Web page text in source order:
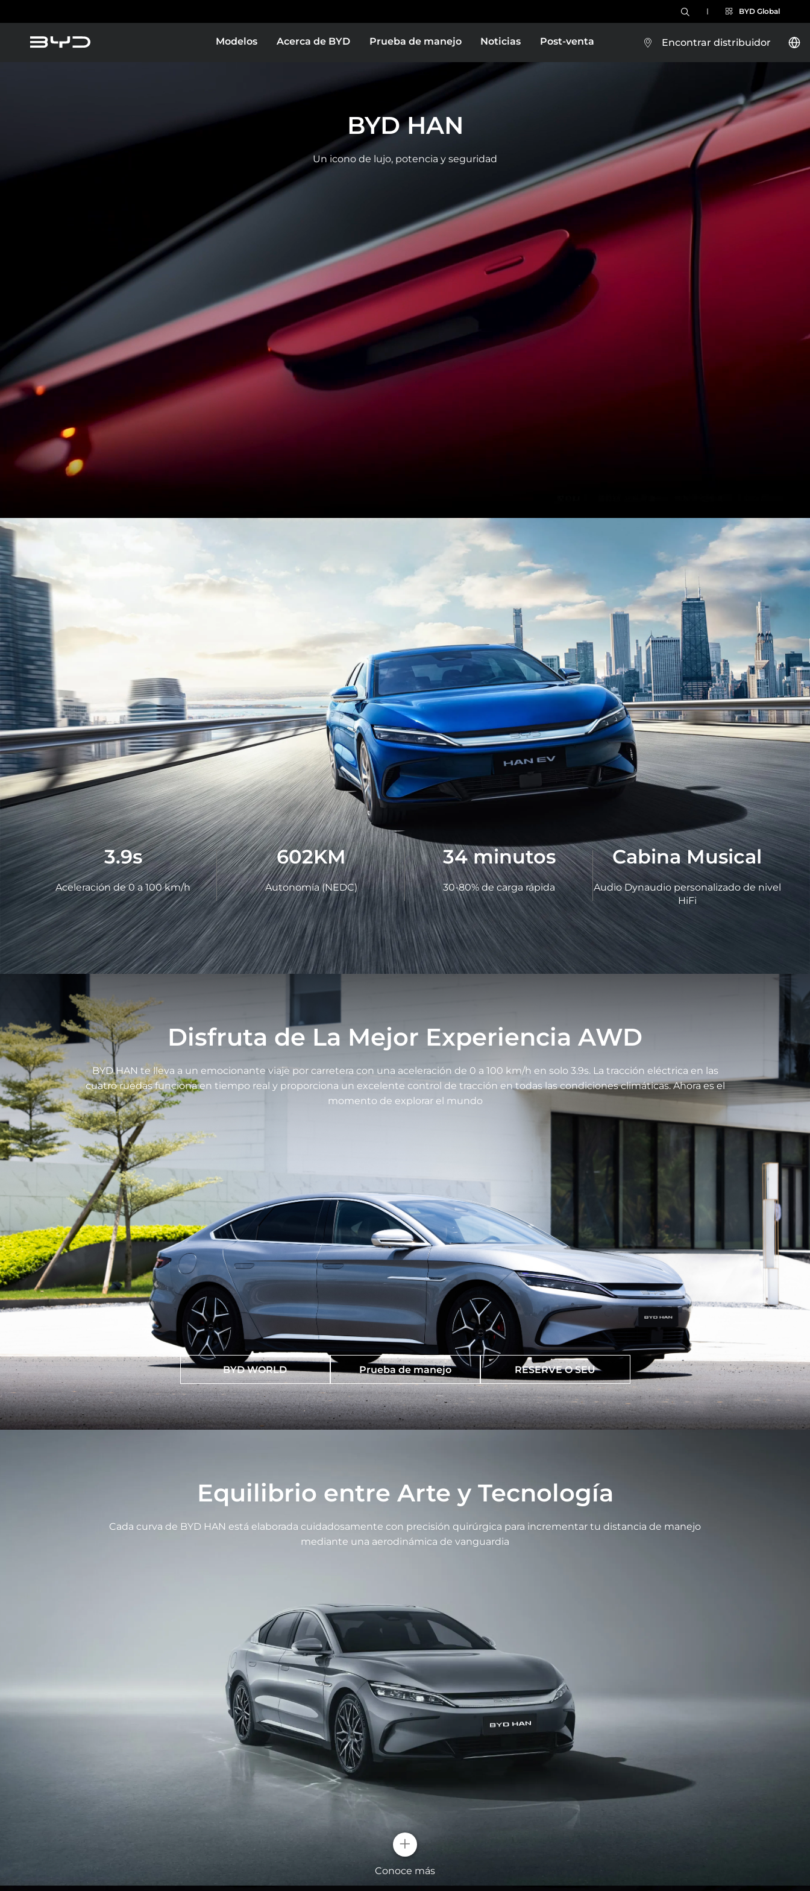
Modelos
Vehículos Híbridos
BYD SEAL
Conócelo
BYD SEAGULL
Conócelo
BYD YUAN PLUS BYD TANG
Acerca de BYD Prueba de manejo Noticias Post-venta Encontrar distribuidor
Europe Middle East & Africa
Bahamas Brazil
Chile Colombia
Dominican Republic El Salvador Guatemala
Mexico Panama Peru
United States Uruguay
BYD Global
BYD HAN
Un icono de lujo, potencia y seguridad
3.9s
Aceleración de 0 a 100 km/h
602KM
Autonomía (NEDC)
34minutos
30-80% de carga rápida
Cabina Musical
Audio Dynaudio personalizado de nivel
HiFi
Disfruta de La Mejor Experiencia AWD
BYD HAN te lleva a un emocionante viaje por carretera con una aceleración de 0 a 100 km/h en solo 3.9s. La tracción eléctrica en las
cuatro ruedas funciona en tiempo real y proporciona un excelente control de tracción en todas las condiciones climáticas. Ahora es el
momento de explorar el mundo
BYD WORLD Prueba de manejo RESERVE O SEU
Equilibrio entre Arte y Tecnología
Cada curva de BYD HAN está elaborada cuidadosamente con precisión quirúrgica para incrementar tu distancia de manejo
mediante una aerodinámica de vanguardia
+
Conoce más